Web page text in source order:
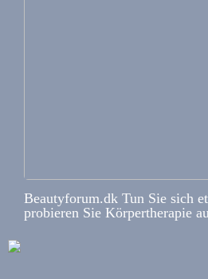
Beautyforum.dk Tun Sie sich
probieren Sie Körpertherapie